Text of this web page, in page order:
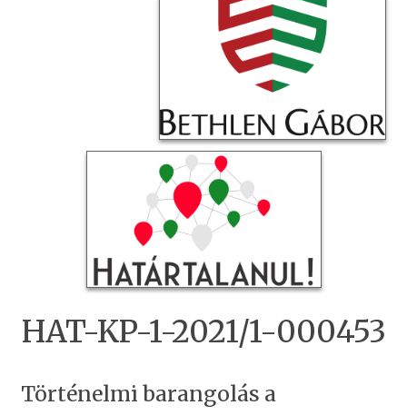
HAT-KP-1-2021/1-000453
Történelmi barangolás a